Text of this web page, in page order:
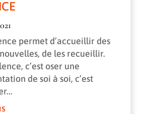
permet d’accueillir des
de les recueillir.
c’est oser une
de soi à soi, c’est